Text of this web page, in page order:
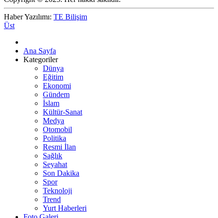
Haber Yazılımı: TE Bilişim
Üst
Ana Sayfa
Kategoriler
Dünya
Eğitim
Ekonomi
Gündem
İslam
Kültür-Sanat
Medya
Otomobil
Politika
Resmi İlan
Sağlık
Seyahat
Son Dakika
Spor
Teknoloji
Trend
Yurt Haberleri